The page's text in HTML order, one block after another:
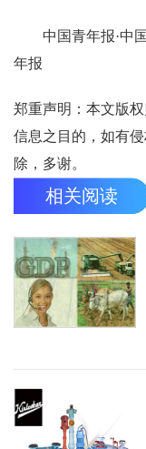
中国青年报·中
年报
郑重声明：本文版
信息之目的，如有
除，多谢。
相关阅读